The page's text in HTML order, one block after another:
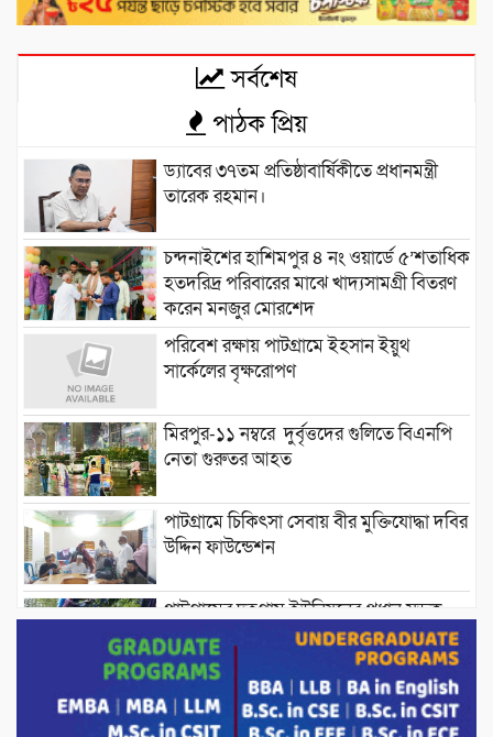
সর্বশেষ
পাঠক প্রিয়
ড্যাবের ৩৭তম প্রতিষ্ঠাবার্ষিকীতে প্রধানমন্ত্রী
তারেক রহমান।
চন্দনাইশের হাশিমপুর ৪ নং ওয়ার্ডে ৫’শতাধিক
হতদরিদ্র পরিবারের মাঝে খাদ্যসামগ্রী বিতরণ
করেন মনজুর মোরশেদ
পরিবেশ রক্ষায় পাটগ্রামে ইহসান ইয়ুথ
সার্কেলের বৃক্ষরোপণ
মিরপুর-১১ নম্বরে দুর্বৃত্তদের গুলিতে বিএনপি
নেতা গুরুতর আহত
পাটগ্রামে চিকিৎসা সেবায় বীর মুক্তিযোদ্ধা দবির
উদ্দিন ফাউন্ডেশন
পাটগ্রামের দহগ্রাম ইউনিয়নের প্রধান সড়ক
ভেঙ্গে যোগাযোগ বিছিন্ন
অস্ট্রেলিয়া একাদশের বিপক্ষে ব্যাটিং ধসের
দিনে মিরাজের অপরাজিত সেঞ্চুরি